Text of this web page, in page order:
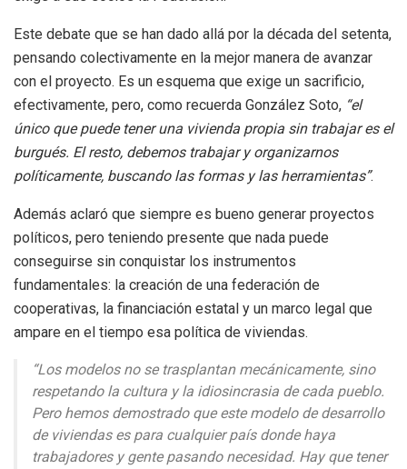
Este debate que se han dado allá por la década del setenta,
pensando colectivamente en la mejor manera de avanzar
con el proyecto. Es un esquema que exige un sacrificio,
efectivamente, pero, como recuerda González Soto, “el
único que puede tener una vivienda propia sin trabajar es el
burgués. El resto, debemos trabajar y organizarnos
políticamente, buscando las formas y las herramientas”.
Además aclaró que siempre es bueno generar proyectos
políticos, pero teniendo presente que nada puede
conseguirse sin conquistar los instrumentos
fundamentales: la creación de una federación de
cooperativas, la financiación estatal y un marco legal que
ampare en el tiempo esa política de viviendas.
“Los modelos no se trasplantan mecánicamente, sino
respetando la cultura y la idiosincrasia de cada pueblo.
Pero hemos demostrado que este modelo de desarrollo
de viviendas es para cualquier país donde haya
trabajadores y gente pasando necesidad. Hay que tener